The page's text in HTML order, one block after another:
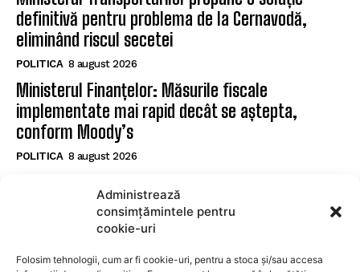
Administrează
consimțămintele pentru
cookie-uri
Folosim tehnologii, cum ar fi cookie-uri, pentru a stoca și/sau accesa
definitivă pentru problema de la Cernavodă,
eliminând riscul secetei
POLITICA 8 august 2026
Ministerul Finanțelor: Măsurile fiscale
implementate mai rapid decât se aștepta,
conform Moody’s
POLITICA 8 august 2026
reconfirmarea ratingului României de către